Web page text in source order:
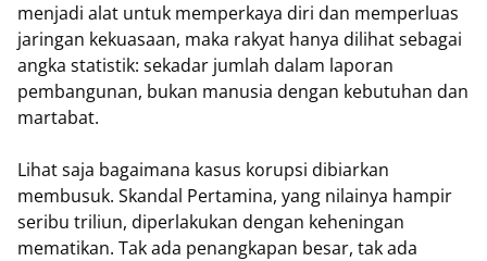
menjadi alat untuk memperkaya diri dan memperluas
jaringan kekuasaan, maka rakyat hanya dilihat sebagai
angka statistik: sekadar jumlah dalam laporan
pembangunan, bukan manusia dengan kebutuhan dan
martabat.
Lihat saja bagaimana kasus korupsi dibiarkan
membusuk. Skandal Pertamina, yang nilainya hampir
seribu triliun, diperlakukan dengan keheningan
mematikan. Tak ada penangkapan besar, tak ada